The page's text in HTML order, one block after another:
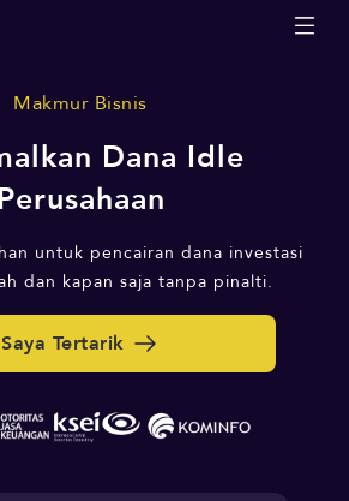
Makmur Bisnis
Dana Idle
Perusahaan
untuk pencairan dana investasi
dan kapan saja tanpa pinalti.
Saya Tertarik